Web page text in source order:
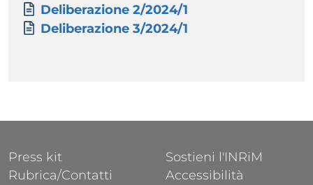
Documento
Deliberazione 2/2024/1
Documento
Deliberazione 3/2024/1
FOOTER 1
Press kit
Rubrica/Contatti
FOOTER 2
Sostieni l'INRiM
Accessibilità